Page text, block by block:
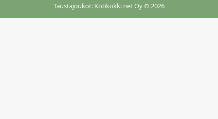
Taustajoukot: Kotikokki net Oy© 2026